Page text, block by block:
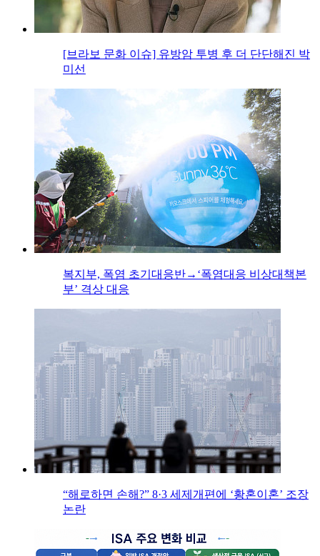
[브라보 문화 이슈] 유방암 투병 후 더 단단해진 박
미선
복지부, 폭염 초기대응반→‘폭염대응 비상대책본
부’ 격상 대응
“해로하면 손해?” 8·3 세제개편에 ‘황혼이혼’ 조장
논란